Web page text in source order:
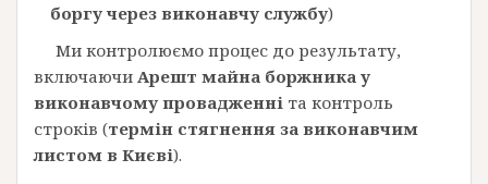
боргу через виконавчу службу)
Ми контролюємо процес до результату,
включаючи Арешт майна боржника у
виконавчому провадженні та контроль
строків (термін стягнення за виконавчим
листом в Києві).